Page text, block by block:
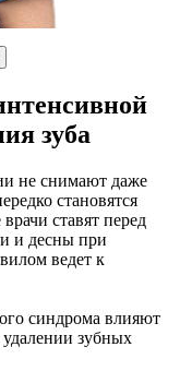
зуба
не снимают даже
становятся
ставят перед
и десны при
ведет к
синдрома влияют
зубных